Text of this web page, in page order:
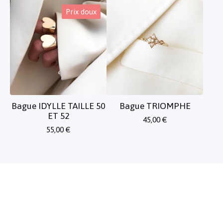
Prix doux
Bague IDYLLE TAILLE 50
ET 52
55,00 €
Bague TRIOMPHE
45,00 €